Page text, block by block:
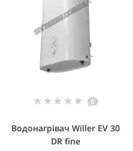
0
Водонагрівач Willer EV 30
DR fine